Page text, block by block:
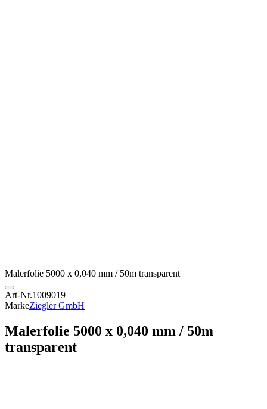
Malerfolie 5000 x 0,040 mm / 50m transparent
Art-Nr.1009019
MarkeZiegler GmbH
Malerfolie 5000 x 0,040 mm / 50m
transparent